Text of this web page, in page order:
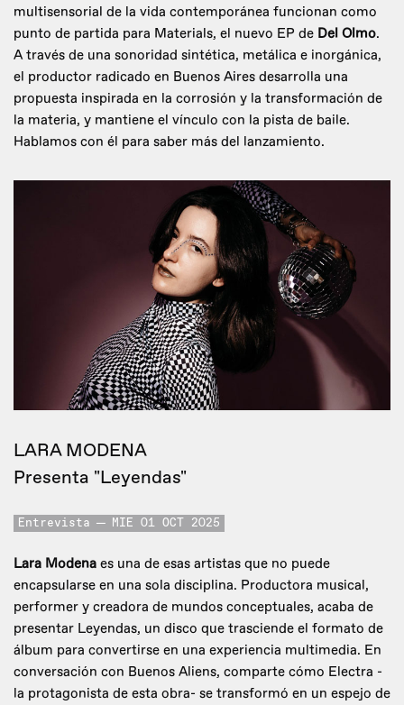
multisensorial de la vida contemporánea funcionan como
punto de partida para Materials, el nuevo EP de Del Olmo.
A través de una sonoridad sintética, metálica e inorgánica,
el productor radicado en Buenos Aires desarrolla una
propuesta inspirada en la corrosión y la transformación de
la materia, y mantiene el vínculo con la pista de baile.
Hablamos con él para saber más del lanzamiento.
LARA MODENA
Presenta "Leyendas"
Entrevista MIE 01 OCT 2025
Lara Modena es una de esas artistas que no puede
encapsularse en una sola disciplina. Productora musical,
performer y creadora de mundos conceptuales, acaba de
presentar Leyendas, un disco que trasciende el formato de
álbum para convertirse en una experiencia multimedia. En
conversación con Buenos Aliens, comparte cómo Electra -
la protagonista de esta obra- se transformó en un espejo de